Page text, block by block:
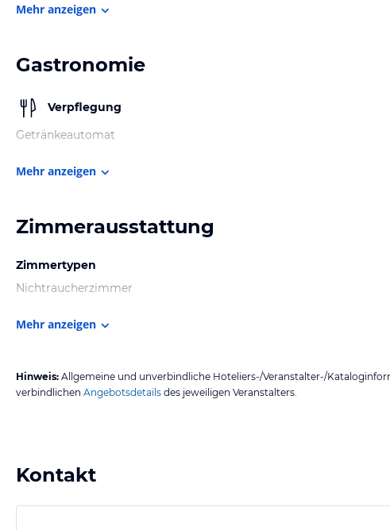
Mehr anzeigen
Gastronomie
Verpflegung
Getränkeautomat
Mehr anzeigen
Zimmerausstattung
Zimmertypen
Nichtraucherzimmer
Mehr anzeigen
Hinweis: Allgemeine und unverbindliche Hoteliers-/Veranstalter-/
verbindlichen Angebotsdetails des jeweiligen Veranstalters.
Kontakt